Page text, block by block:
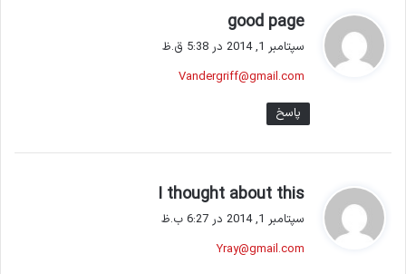
good page
:
سپتامبر 1, 2014 در 5:38 ق.ظ
Vandergriff@gmail.com
پاسخ
I thought about this
سپتامبر 1, 2014 در 6:27 ب.ظ
Yray@gmail.com